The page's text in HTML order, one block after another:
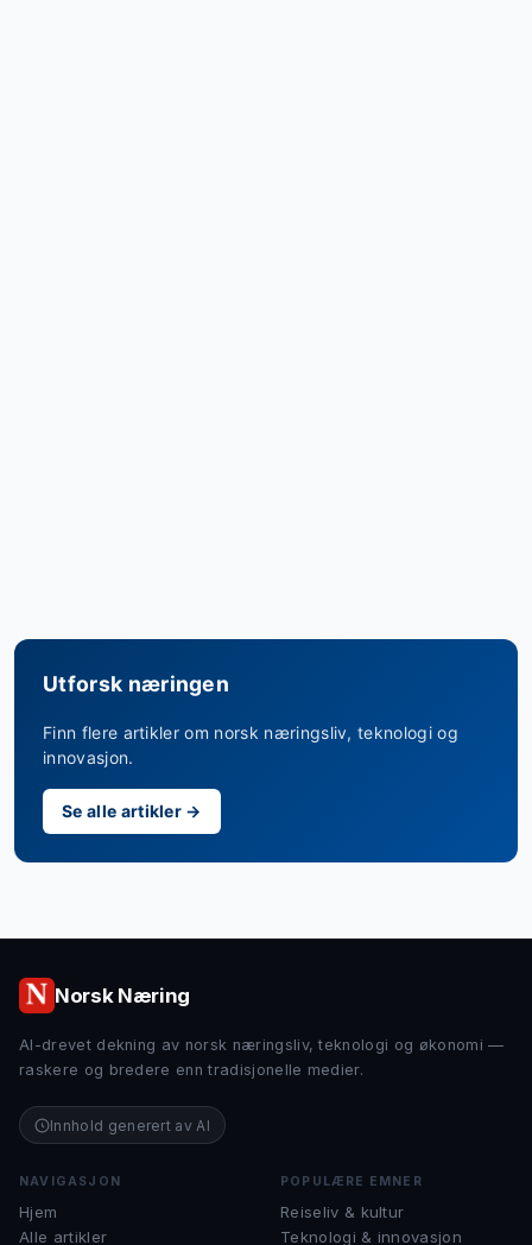
Utforsk næringen
Finn flere artikler om norsk næringsliv, teknologi og
innovasjon.
Se alle artikler →
Norsk Næring
AI-drevet dekning av norsk næringsliv, teknologi og økonomi —
raskere og bredere enn tradisjonelle medier.
Innhold generert av AI
NAVIGASJON
Hjem
Alle artikler
POPULÆRE EMNER
Reiseliv & kultur
Teknologi & innovasjon